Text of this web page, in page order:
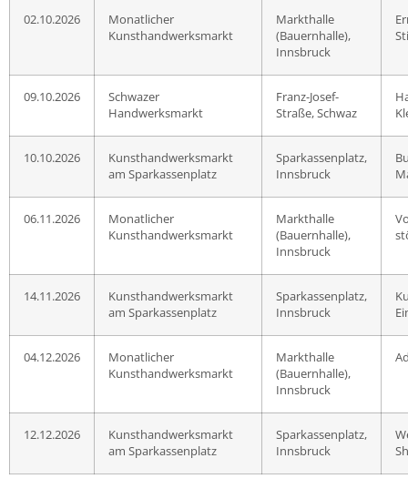
02.10.2026
Monatlicher
Kunsthandwerksmarkt
Markthalle
(Bauernhalle),
Innsbruck
09.10.2026
Schwazer
Handwerksmarkt
Franz-Josef-
Straße, Schwaz
10.10.2026
Kunsthandwerksmarkt
am Sparkassenplatz
Sparkassenplatz,
Innsbruck
06.11.2026
Monatlicher
Kunsthandwerksmarkt
Markthalle
(Bauernhalle),
Innsbruck
14.11.2026
Kunsthandwerksmarkt
am Sparkassenplatz
Sparkassenplatz,
Innsbruck
04.12.2026
Monatlicher
Kunsthandwerksmarkt
Markthalle
(Bauernhalle),
Innsbruck
12.12.2026
Kunsthandwerksmarkt
am Sparkassenplatz
Sparkassenplatz,
Innsbruck